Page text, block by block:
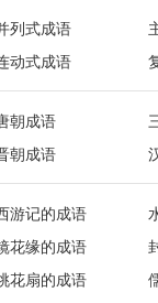
列式成语
动式成语
朝成语
朝成语
游记的成语
花缘的成语
花扇的成语